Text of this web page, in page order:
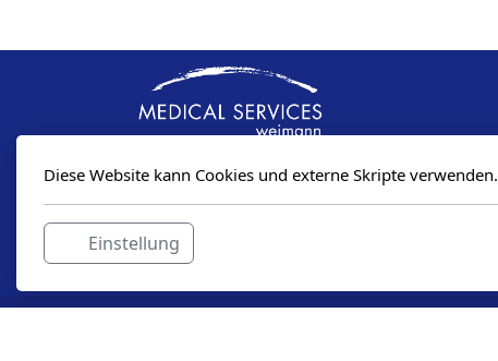
Am Pfisterhölzli 25
8606 Greifensee
Diese Website kann Cookies und externe Skripte verwenden.
Einstellung